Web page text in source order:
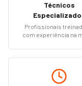
Técnicos
Profissionais
com experiência na